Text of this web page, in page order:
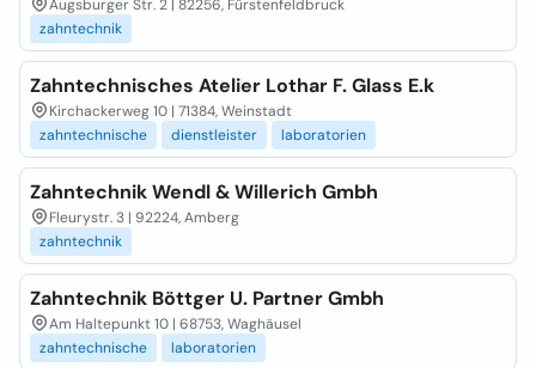
Augsburger Str. 2 | 82256, Fürstenfeldbruck
zahntechnik
Zahntechnisches Atelier Lothar F. Glass E.k
Kirchackerweg 10 | 71384, Weinstadt
zahntechnische
dienstleister laboratorien
Zahntechnik Wendl & Willerich Gmbh
Fleurystr. 3 | 92224, Amberg
zahntechnik
Zahntechnik Böttger U. Partner Gmbh
Am Haltepunkt 10 | 68753, Waghäusel
zahntechnische
laboratorien